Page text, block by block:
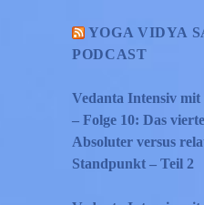
YOGA VIDYA
PODCAST
Vedanta Intensiv mit
– Folge 10: Das
Absoluter versus
Standpunkt – Teil 2